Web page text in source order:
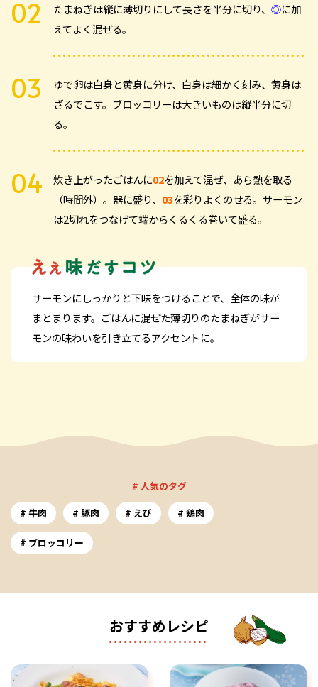
たまねぎは縦に薄切りにして長さを半分に切り、 ◎に加
えてよく混ぜる。
ゆで卵は白身と黄身に分け、白身は細かく刻み、黄身は
ざるでこす。ブロッコリーは大きいものは縦半分に切
る。
炊き上がったごはんに02を加えて混ぜ、あら熱を取る
（時間外）。器に盛り、 03を彩りよくのせる。サーモン
は2切れをつなげて端からくるくる巻いて盛る。
サーモンにしっかりと下味をつけることで、全体の味が
まとまります。ごはんに混ぜた薄切りのたまねぎがサー
モンの味わいを引き立てるアクセントに。
# 人気のタグ
牛肉
豚肉 えび 鶏肉
ブロッコリー
おすすめレシピ